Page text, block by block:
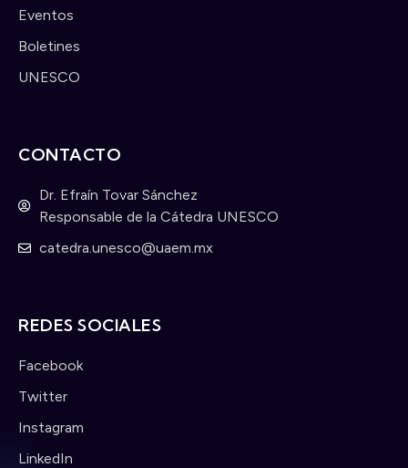
Eventos
Boletines
UNESCO
CONTACTO
Dr. Efraín Tovar Sánchez
Responsable de la Cátedra UNESCO
catedra.unesco@uaem.mx
REDES SOCIALES
Facebook
Twitter
Instagram
LinkedIn